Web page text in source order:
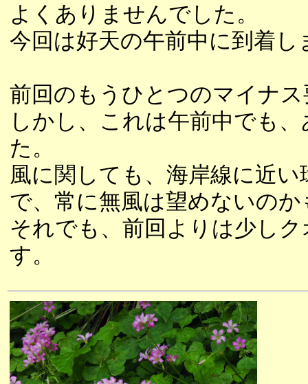
よくありませんでした。
今回は好天の午前中に到着し
前回のもうひとつのマイナ
しかし、これは午前中でも
た。
風に関しても、海岸線に近
で、常に無風は望めないの
それでも、前回よりは少し
す。